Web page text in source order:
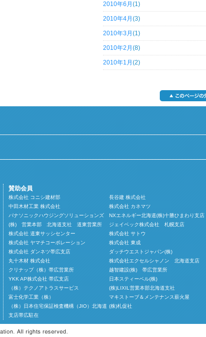
2010年6月 (1)
2010年4月 (3)
2010年3月 (1)
2010年2月 (8)
2010年1月 (2)
賛助会員
株式会社 コニシ建材部
中田木材工業 株式会社
パナソニックハウジングソリューションズ
(株) 営業本部 北海道支社 道東営業所
株式会社 道東サッシセンター
株式会社 ヤマチコーポレーション
株式会社 ダンネツ帯広支店
丸十木材 株式会社
クリナップ（株）帯広営業所
YKK AP株式会社 帯広支店
（株）テクノアトラスサービス
富士化学工業（株）
（株）日本住宅保証検査機構（JIO）北海道
支店帯広駐在
長谷建 株式会社
株式会社 カネマツ
NXエネルギー北海道(株)十勝ひまわり支店
ジェイベック株式会社 札幌支店
株式会社 サトウ
株式会社 東成
ダッチウエストジャパン(株)
株式会社エクセルシャノン 北海道支店
越智建設(株) 帯広営業所
日本スティーベル(株)
(株)LIXIL営業本部北海道支社
マキストーブ＆メンテナンス薪火屋
(株)札促社